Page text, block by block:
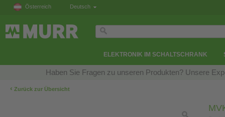
Österreich Deutsch
ELEKTRONIK IM SCHALTSCHRANK
Haben Sie Fragen zu unseren Produkten? Unsere
‹ Zurück zur Übersicht